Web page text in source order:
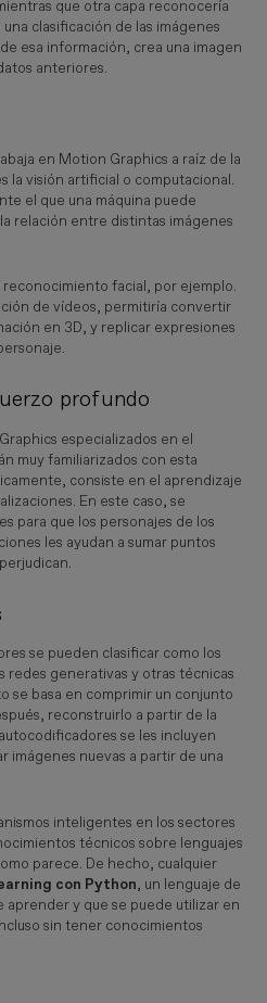
que otra capa reconocería
clasificación de las imágenes
esa información, crea una imagen
anteriores.
en Motion Graphics a raíz de la
la visión artificial o computacional.
el que una máquina puede
relación entre distintas imágenes
reconocimiento facial, por ejemplo.
de vídeos, permitiría convertir
en 3D, y replicar expresiones
profundo
especializados en el
muy familiarizados con esta
consiste en el aprendizaje
En este caso, se
para que los personajes de los
les ayudan a sumar puntos
se pueden clasificar como los
redes generativas y otras técnicas
se basa en comprimir un conjunto
reconstruirlo a partir de la
se les incluyen
imágenes nuevas a partir de una
inteligentes en los sectores
técnicos sobre lenguajes
parece. De hecho, cualquier
con Python, un lenguaje de
y que se puede utilizar en
sin tener conocimientos